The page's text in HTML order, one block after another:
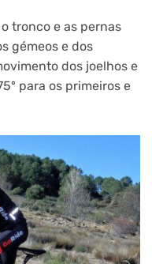
tronco e as pernas
gémeos e dos
dos joelhos e
para os primeiros e